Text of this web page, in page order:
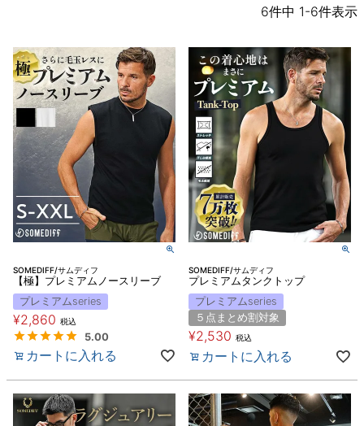
6件中 1-6件表示
SOMEDIFF/サムディフ
【極】プレミアムノースリーブ
プレミアムseries
¥2,860 税込
5.00
カートに入れる
SOMEDIFF/サムディフ
プレミアムタンクトップ
プレミアムseries
５点まとめ割対象
¥2,530 税込
カートに入れる